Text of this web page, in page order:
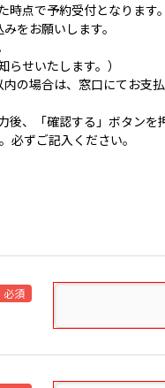
点で予約受付となります。
をお願いします。
らせいたします。）
の場合は、窓口にてお支払
、「確認する」ボタンを
必ずご記入ください。
必須